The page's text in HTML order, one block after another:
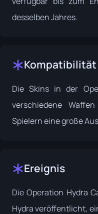
desselben Jahres.
Kompatibilität
Die Skins in der
verschiedene
Spielern eine große
Ereignis
Die Operation Hydra
Hydraveröffentlicht,